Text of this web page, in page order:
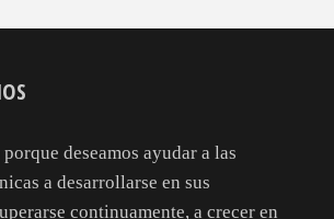
deseamos ayudar a las
a desarrollarse en sus
continuamente, a crecer en